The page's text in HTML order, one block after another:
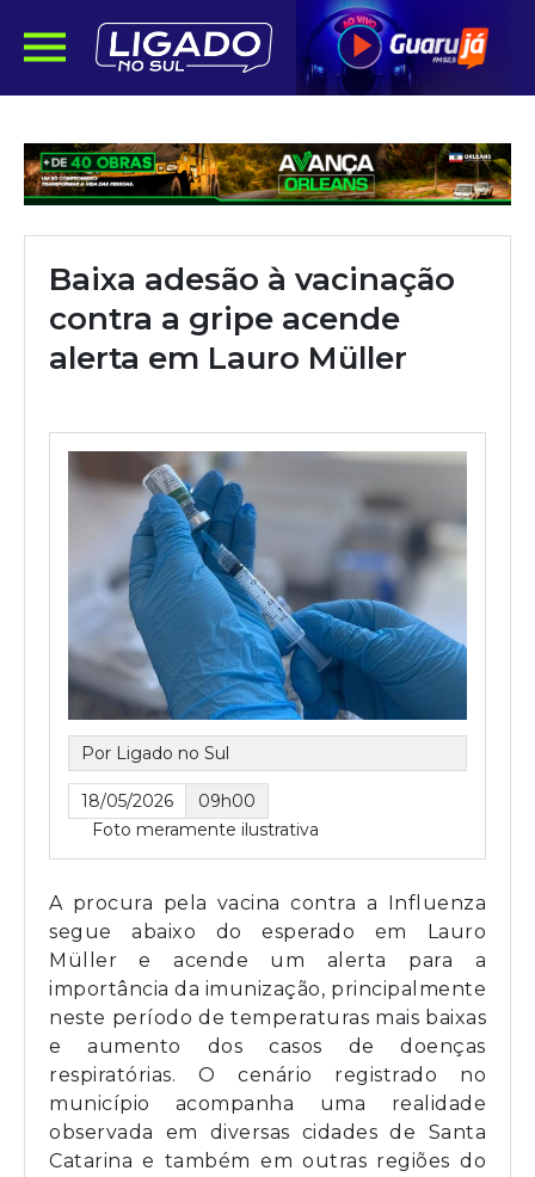
Baixa adesão à vacinação
contra a gripe acende
alerta em Lauro Müller
Por Ligado no Sul
18/05/2026
09h00
Foto meramente ilustrativa
A procura pela vacina contra a Influenza
segue abaixo do esperado em Lauro
Müller e acende um alerta para a
importância da imunização, principalmente
neste período de temperaturas mais baixas
e aumento dos casos de doenças
respiratórias. O cenário registrado no
município acompanha uma realidade
observada em diversas cidades de Santa
Catarina e também em outras regiões do